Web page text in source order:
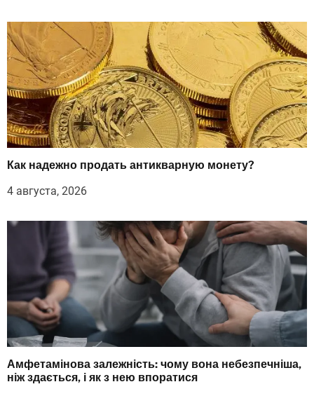
Как надежно продать антикварную монету?
4 августа, 2026
Амфетамінова залежність: чому вона небезпечніша,
ніж здається, і як з нею впоратися